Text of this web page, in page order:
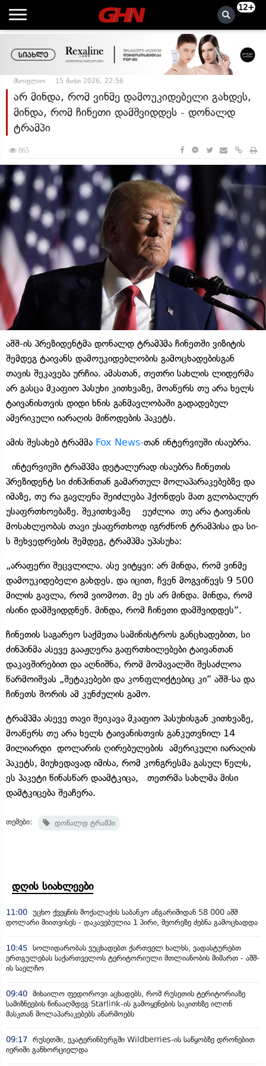
12+
მსოფლიო 15 მაისი 2026, 22:56
არ მინდა, რომ ვინმე დამოუკიდებელი გახდეს,
მინდა, რომ ჩინეთი დამშვიდდეს - დონალდ
ტრამპი
865
აშშ-ის პრეზიდენტმა დონალდ ტრამპმა ჩინეთში ვიზიტის
შემდეგ ტაივანს დამოუკიდებლობის გამოცხადებისგან
თავის შეკავება ურჩია. ამასთან, თეთრი სახლის ლიდერმა
არ გასცა მკაფიო პასუხი კითხვაზე, მოაწერს თუ არა ხელს
ტაივანისთვის დიდი ხნის განმავლობაში გადადებულ
ამერიკული იარაღის მიწოდების პაკეტს.
ამის შესახებ ტრამმა Fox News-თან ინტერვიუში ისაუბრა.
ინტერვიუში ტრამპმა დეტალურად ისაუბრა ჩინეთის
პრეზიდენტ სი ძინპინთან გამართულ მოლაპარაკებებზე და
იმაზე, თუ რა გავლენა შეიძლება ჰქონდეს მათ გლობალურ
უსაფრთხოებაზე. შეკითხვაზე ეუძლია თუ არა ტაივანის
მოსახლეობას თავი უსაფრთხოდ იგრძნონ ტრამპისა და სი-
ს შეხვედრების შემდეგ, ტრამპმა უპასუხა:
„არაფერი შეცვლილა. ასე ვიტყვი: არ მინდა, რომ ვინმე
დამოუკიდებელი გახდეს. და იცით, ჩვენ მოგვიწევს 9 500
მილის გავლა, რომ ვიომოთ. მე ეს არ მინდა. მინდა, რომ
ისინი დამშვიდდნენ. მინდა, რომ ჩინეთი დამშვიდდეს“.
ჩინეთის საგარეო საქმეთა სამინისტროს განცხადებით, სი
ძინპინმა ასევე გააჟღერა გაფრთხილებები ტაივანთან
დაკავშირებით და აღნიშნა, რომ მომავალში შესაძლოა
წარმოიშვას „შეტაკებები და კონფლიქტებიც კი“ აშშ-სა და
ჩინეთს შორის ამ კუნძულის გამო.
ტრამპმა ასევე თავი შეიკავა მკაფიო პასუხისგან კითხვაზე,
მოაწერს თუ არა ხელს ტაივანისთვის განკუთვნილ 14
მილიარდი დოლარის ღირებულების ამერიკული იარაღის
პაკეტს, მიუხედავად იმისა, რომ კონგრესმა გასულ წელს,
ეს პაკეტი წინასწარ დაამტკიცა, თეთრმა სახლმა მისი
დამტკიცება შეაჩერა.
თემები: დონალდ ტრამპი
დღის სიახლეები
11:00 უცხო ქვეყნის მოქალაქის საბანკო ანგარიშიდან 58 000 აშშ
დოლარი მიითვისეს - დაკავებულია 1 პირი, მეორეზე ძებნა გამოცხადდა
10:45 სოლიდარობას ვუცხადებთ ქართველ ხალხს, ვადასტურებთ
ერთგულებას საქართველოს ტერიტორიული მთლიანობის მიმართ - აშშ-
ის საელჩო
09:40 მიხაილო ფედოროვი აცხადებს, რომ რუსეთის ტერიტორიაზე
სამიზნეების წინააღმდეგ Starlink-ის გამოყენების საკითხზე ილონ
მასკთან მოლაპარაკებებს აწარმოებს
09:17 რუსეთში, ეკატერინბურგში Wildberries-ის საწყობზე დრონებით
იერიში განხორციელდა